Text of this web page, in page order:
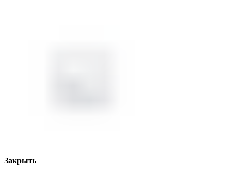
Закрыть